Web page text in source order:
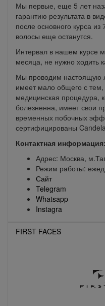
Мы первые, еще 5 лет
гарантию результата в
после основного курса
волосы еще останутся.
Интервал в нашем курсе
месяца, не нужно ходить
Мы проводим настоящую
имеет мало общего с тем,
медицинская процедура,
болезненна, имеет свои
временных побочных
сертифицированы
Контактная информация:
Адрес: Москва,
Режим работы:
Сайт
Telegram
Whatsapp
Instagra
FIRST FACES